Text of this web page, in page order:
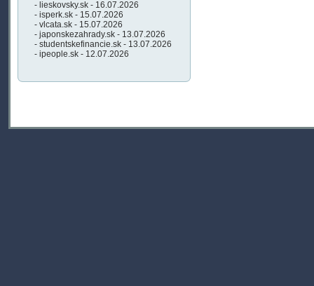
- lieskovsky.sk - 16.07.2026
- isperk.sk - 15.07.2026
- vlcata.sk - 15.07.2026
- japonskezahrady.sk - 13.07.2026
- studentskefinancie.sk - 13.07.2026
- ipeople.sk - 12.07.2026